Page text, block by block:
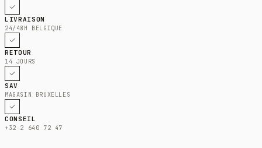
LIVRAISON
24/48H BELGIQUE
RETOUR
14 JOURS
SAV
MAGASIN BRUXELLES
CONSEIL
+32 2 640 72 47